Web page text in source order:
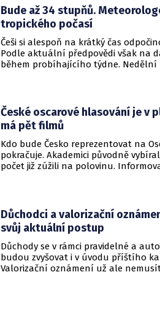
obyvatelstvu dává jen pramalou
Bude až 34 stupňů.
tropického počasí
Češi si alespoň na krátký čas
Podle aktuální předpovědi však na
během probíhajícího týdne.
České oscarové hlasování je v
má pět filmů
Kdo bude Česko reprezentovat na
pokračuje. Akademici původně
počet již zúžili na polovinu.
Důchodci a valorizační
svůj aktuální postup
Důchody se v rámci pravidelné a
budou zvyšovat i v úvodu příštího
Valorizační oznámení už ale